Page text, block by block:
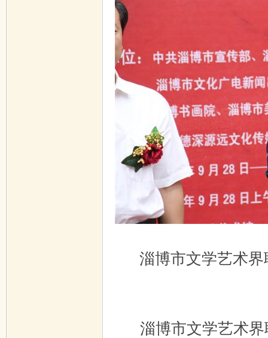
淄博市文学艺术
淄博市文学艺术界